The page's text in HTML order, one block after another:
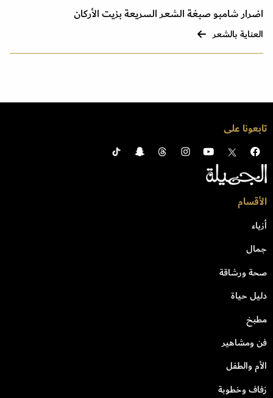
اضرار شامبو صبغة الشعر السريعة بزيت الأركان
العناية بالشعر
تابعونا على
الأقسام
أزياء
جمال
صحة ورشاقة
دليل حياة
مطبخ
فن ومشاهير
الأم والطفل
زفاف وخطوبة